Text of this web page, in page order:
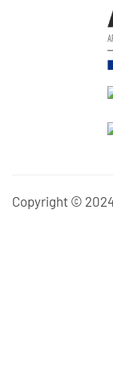
Copyright ©